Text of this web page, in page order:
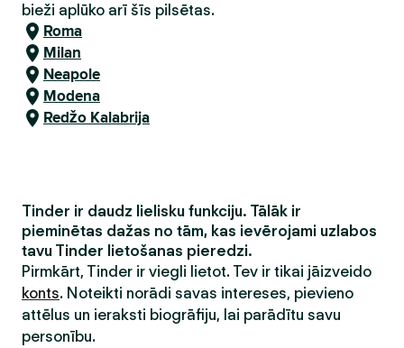
bieži aplūko arī šīs pilsētas.
Roma
Milan
Neapole
Modena
Redžo Kalabrija
Tinder ir daudz lielisku funkciju. Tālāk ir
pieminētas dažas no tām, kas ievērojami uzlabos
tavu Tinder lietošanas pieredzi.
Pirmkārt, Tinder ir viegli lietot. Tev ir tikai jāizveido
konts. Noteikti norādi savas intereses, pievieno
attēlus un ieraksti biogrāfiju, lai parādītu savu
personību.